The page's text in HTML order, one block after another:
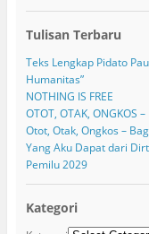
Tulisan Terbaru
Teks Lengkap Pidato
Humanitas”
NOTHING IS FREE
OTOT, OTAK, ONGKOS
Otot, Otak, Ongkos –
Yang Aku Dapat dari
Pemilu 2029
Kategori